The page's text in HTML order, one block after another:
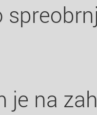
je na